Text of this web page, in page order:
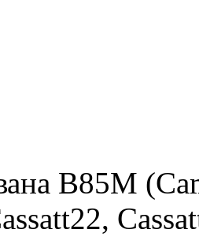
B85M